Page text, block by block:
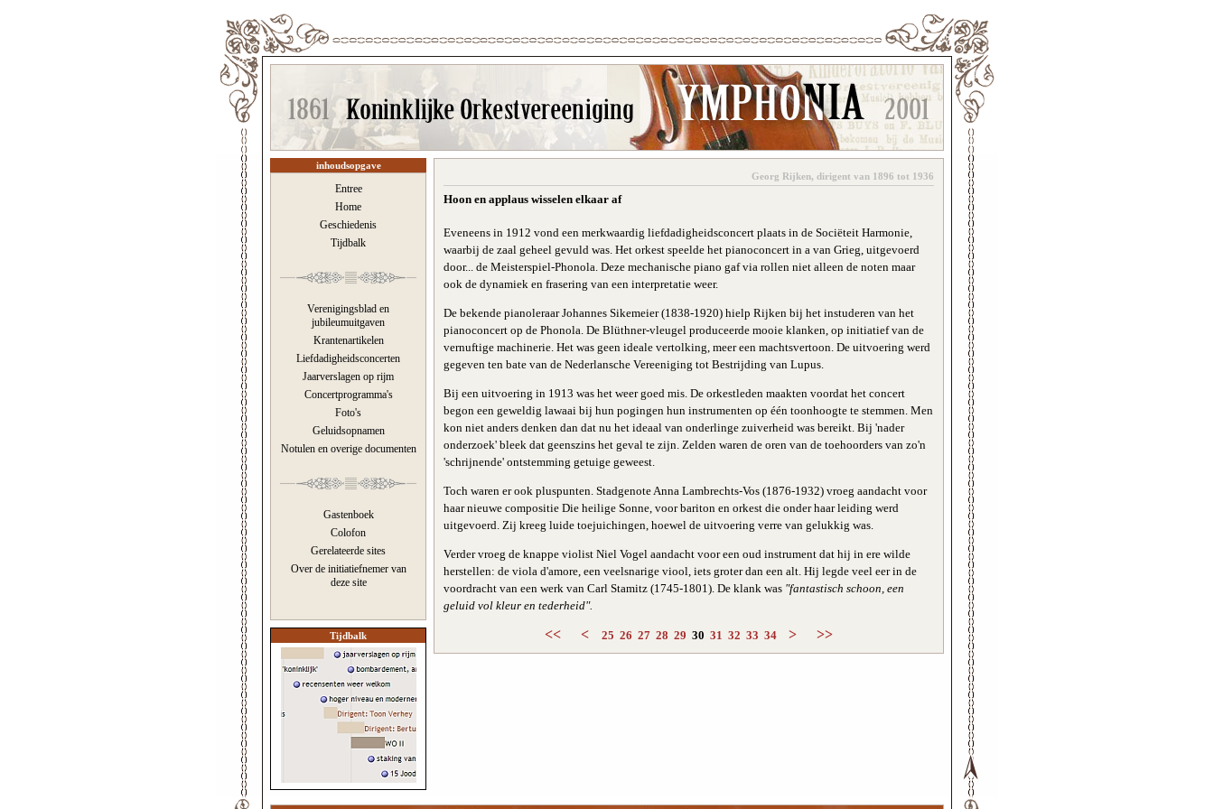
inhoudsopgave
Entree
Home
Geschiedenis
Tijdbalk
Verenigingsblad en
jubileumuitgaven
Krantenartikelen
Liefdadigheidsconcerten
Jaarverslagen op rijm
Concertprogramma's
Foto's
Geluidsopnamen
Notulen en overige documenten
Gastenboek
Colofon
Gerelateerde sites
Over de initiatiefnemer van
deze site
Tijdbalk
Georg Rijken, dirigent van 1896 tot 1936
Hoon en applaus wisselen elkaar af
Eveneens in 1912 vond een merkwaardig liefdadigheidsconcert plaats in de Sociëteit Harmonie,
waarbij de zaal geheel gevuld was. Het orkest speelde het pianoconcert in a van Grieg, uitgevoerd
door... de Meisterspiel-Phonola. Deze mechanische piano gaf via rollen niet alleen de noten maar
ook de dynamiek en frasering van een interpretatie weer.
De bekende pianoleraar Johannes Sikemeier (1838-1920) hielp Rijken bij het instuderen van het
pianoconcert op de Phonola. De Blüthner-vleugel produceerde mooie klanken, op initiatief van de
vernuftige machinerie. Het was geen ideale vertolking, meer een machtsvertoon. De uitvoering werd
gegeven ten bate van de Nederlansche Vereeniging tot Bestrijding van Lupus.
Bij een uitvoering in 1913 was het weer goed mis. De orkestleden maakten voordat het concert
begon een geweldig lawaai bij hun pogingen hun instrumenten op één toonhoogte te stemmen. Men
kon niet anders denken dan dat nu het ideaal van onderlinge zuiverheid was bereikt. Bij 'nader
onderzoek' bleek dat geenszins het geval te zijn. Zelden waren de oren van de toehoorders van zo'n
'schrijnende' ontstemming getuige geweest.
Toch waren er ook pluspunten. Stadgenote Anna Lambrechts-Vos (1876-1932) vroeg aandacht voor
haar nieuwe compositie Die heilige Sonne, voor bariton en orkest die onder haar leiding werd
uitgevoerd. Zij kreeg luide toejuichingen, hoewel de uitvoering verre van gelukkig was.
Verder vroeg de knappe violist Niel Vogel aandacht voor een oud instrument dat hij in ere wilde
herstellen: de viola d'amore, een veelsnarige viool, iets groter dan een alt. Hij legde veel eer in de
voordracht van een werk van Carl Stamitz (1745-1801). De klank was "fantastisch schoon, een
geluid vol kleur en tederheid".
<< < 25 26 27 28 29 30 31 32 33 34 > >>